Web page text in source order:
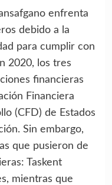
enfrenta
debido a la
para cumplir con
2020, los tres
financieras
Financiera
(CFD) de Estados
Sin embargo,
que pusieron de
Taskent
mientras que